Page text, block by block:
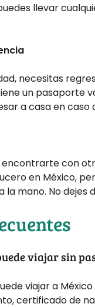
llevar
necesitas
un pasaporte
a casa en caso
encontrarte con
en México,
mano. No
viajar sin
viajar a
certificado de